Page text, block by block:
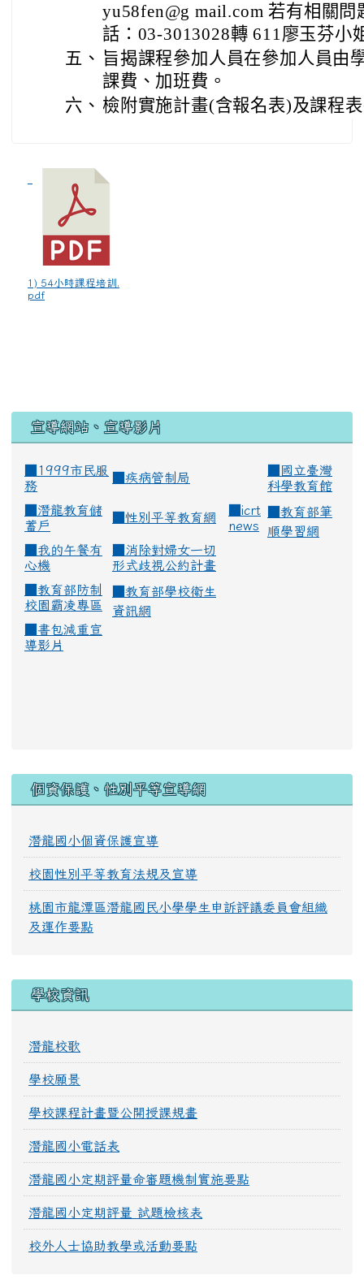
yu58fen@g mail.com 若有相關
話：03-3013028轉 611廖玉芬小
五、 旨揭課程參加人員在參加人員由
課費、加班費。
六、 檢附實施計畫(含報名表)及課程
1) 54小時課程培訓.
pdf
宣導網站、宣導影片
■1999市民服
務
疾病管制局
國立臺灣
科學教育館
潛龍教育儲
蓄戶
性別平等教育網
icrt
news
教育部筆
順學習網
我的午餐有
心機
消除對婦女一切
形式歧視公約計畫
教育部防制
校園霸凌專區
教育部學校衛生
資訊網
書包減重宣
導影片
個資保護、性別平等宣導網
潛龍國小個資保護宣導
校園性別平等教育法規及宣導
桃園市龍潭區潛龍國民小學學生申訴評議委員會組織
及運作要點
學校資訊
潛龍校歌
學校願景
學校課程計畫暨公開授課規畫
潛龍國小電話表
潛龍國小定期評量命審題機制實施要點
潛龍國小定期評量 試題檢核表
校外人士協助教學或活動要點